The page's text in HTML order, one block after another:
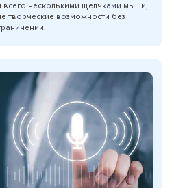
всего несколькими щелчками мыши,
творческие возможности без